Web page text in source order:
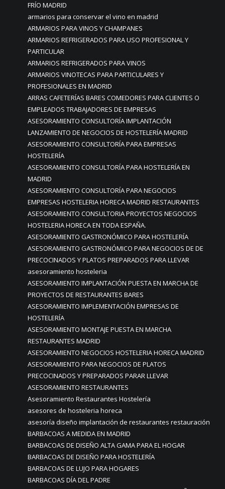
FRÍO MADRID
armarios para conservar el vino en madrid
ARMARIOS PARA VINOS Y CHAMPANES
ARMARIOS REFRIGERADOS PARA USO PROFESIONAL Y
PARTICULAR
ARMARIOS REFRIGERADOS PARA VINOS
ARMARIOS VINOTECAS PARA PARTICULARES Y
PROFESIONALES EN MADRID
ARRAS CAFETERÍAS BARES COMEDORES PARA CLIENTES O
EMPLEADOS TRABAJADORES DE EMPRESAS
ASESORAMIENTO CONSULTORÍA IMPLANTACIÓN
LANZAMIENTO DE NEGOCIOS DE HOSTELERÍA MADRID
ASESORAMIENTO CONSULTORÍA PARA EMPRESAS
HOSTELERÍA
ASESORAMIENTO CONSULTORÍA PARA HOSTELERÍA EN
MADRID
ASESORAMIENTO CONSULTORÍA PARA NEGOCIOS
EMPRESAS HOSTELERIA HORECA MADRID RESTAURANTES
ASESORAMIENTO CONSULTORIA PROYECTOS NEGOCIOS
HOSTELERIA HORECA EN TODA ESPAÑA.
ASESORAMIENTO GASTRONÓMICO PARA HOSTELERÍA
ASESORAMIENTO GASTRONÓMICO PARA NEGOCIOS DE DE
PRECOCINADOS Y PLATOS PREPARADOS PARA LLEVAR
asesoramiento hosteleria
ASESORAMIENTO IMPLANTACIÓN PUESTA EN MARCHA DE
PROYECTOS DE RESTAURANTES BARES
ASESORAMIENTO IMPLEMENTACIÓN EMPRESAS DE
HOSTELERÍA
ASESORAMIENTO MONTAJE PUESTA EN MARCHA
RESTAURANTES MADRID
ASESORAMIENTO NEGOCIOS HOSTELERIA HORECA MADRID
ASESORAMIENTO PARA NEGOCIOS DE PLATOS
PRECOCINADOS Y PREPARADOS PARAR LLEVAR
ASESORAMIENTO RESTAURANTES
Asesoramiento Restaurantes Hostelería
asesores de hosteleria horeca
asesoría diseño implantación de restaurantes restauración
BARBACOAS A MEDIDA EN MADRID
BARBACOAS DE DISEÑO ALTA GAMA PARA EL HOGAR
BARBACOAS DE DISEÑO PARA HOSTELERÍA
BARBACOAS DE LUJO PARA HOGARES
BARBACOAS DÍA DEL PADRE